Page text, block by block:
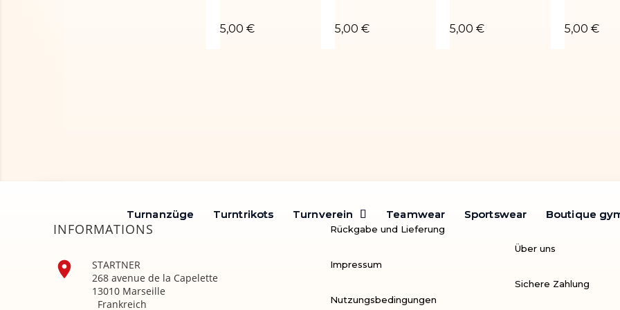
5,00 € 5,00 € 5,00 € 5,00 €
Turnanzüge Turntrikots Turnverein Teamwear Sportswear Boutique
Turnanzüge Turntrikots Turnverein Teamwear Sportswear Boutique
INFORMATIONS

STARTNER
268 avenue de la Capelette
13010 Marseille
Frankreich
Rückgabe und Lieferung
Impressum
Nutzungsbedingungen
Über uns
Sichere Zahlung